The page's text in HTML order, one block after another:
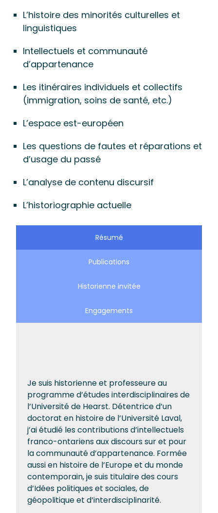
L’histoire des minorités culturelles et
linguistiques
Intellectuels et communauté
d’appartenance
Les itinéraires individuels et collectifs
(immigration, soins de santé, etc.)
L’espace est-européen
Les questions de fautes et réparations et
d’usage du passé
L’analyse de contenu discursif
L’historiographie actuelle
Résumé
Publications
Historienne invitée
Engagements
Je suis historienne et professeure au
programme d’études interdisciplinaires de
l’Université de Hearst. Détentrice d’un
doctorat en histoire de l’Université Laval,
j’ai étudié les contributions d’intellectuels
franco-ontariens aux discours sur et pour
la communauté d’appartenance. Formée
aussi en histoire de l’Europe et du monde
contemporain, je suis titulaire des cours
d’Idées politiques et sociales, de
géopolitique et d’interdisciplinarité.